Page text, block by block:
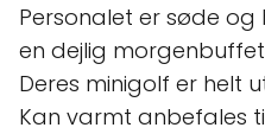
Personalet er søde
en dejlig
Deres minigolf er helt
Kan varmt anbefales